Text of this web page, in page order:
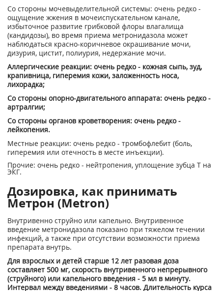
Со стороны мочевыделительной системы: очень редко -
ощущение жжения в мочеиспускательном канале,
избыточное развитие грибковой флоры влагалища
(кандидозы), во время приема метронидазола может
наблюдаться красно-коричневое окрашивание мочи,
дизурия, цистит, полиурия, недержание мочи.
Аллергические реакции: очень редко - кожная сыпь, зуд,
крапивница, гиперемия кожи, заложенность носа,
лихорадка;
Со стороны опорно-двигательного аппарата: очень редко -
артралгии;
Со стороны органов кроветворения: очень редко -
лейкопения.
Местные реакции: очень редко - тромбофлебит (боль,
гиперемия или отечность в месте инъекции).
Прочие: очень редко - нейтропения, уплощение зубца Т на
ЭКГ.
Дозировка, как принимать
Метрон (Metron)
Внутривенно струйно или капельно. Внутривенное
введение метронидазола показано при тяжелом течении
инфекций, а также при отсутствии возможности приема
препарата внутрь.
Для взрослых и детей старше 12 лет разовая доза
составляет 500 мг, скорость внутривенного непрерывного
(струйного) или капельного введения - 5 мл в минуту.
Интервал между введениями - 8 часов. Длительность курса